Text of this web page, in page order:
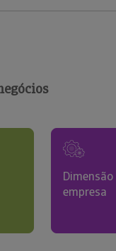
Dimensão
empresa